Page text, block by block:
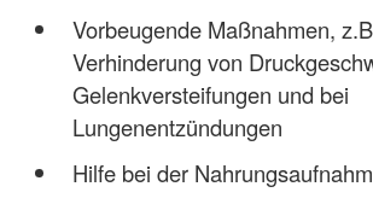
Vorbeugende Maßnahmen,
Verhinderung von
Gelenkversteifungen und bei
Lungenentzündungen
Hilfe bei der